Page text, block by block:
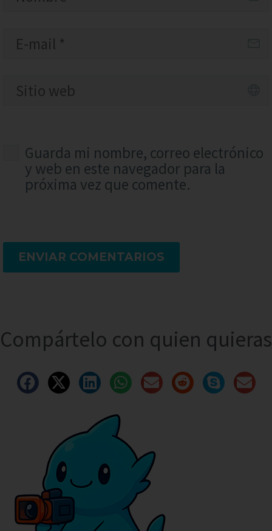
Guarda mi nombre, correo electrónico
y web en este navegador para la
próxima vez que comente.
ENVIAR COMENTARIOS
Compártelo con quien quieras